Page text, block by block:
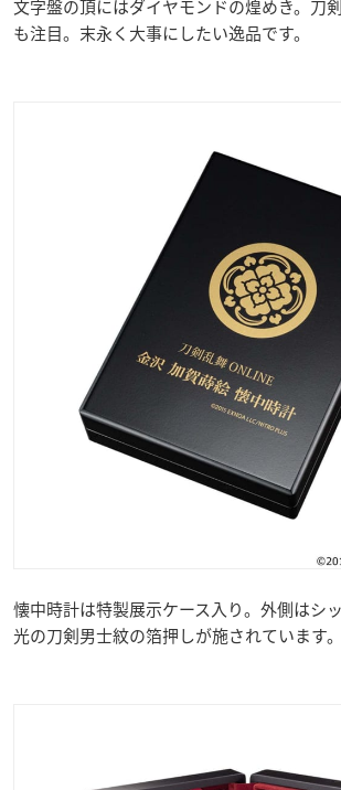
文字盤の頂にはダイヤモンドの煌めき。刀
も注目。末永く大事にしたい逸品です。
懐中時計は特製展示ケース入り。外側はシ
光の刀剣男士紋の箔押しが施されています。